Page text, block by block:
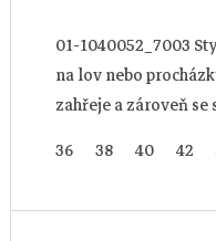
ů
01-1040052_7003
na lov nebo
zahřeje a zároveň
36 38 40 42